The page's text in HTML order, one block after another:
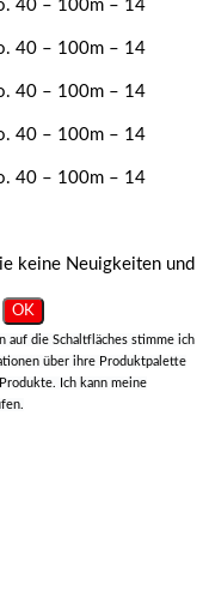
keine Neuigkeiten und
auf die Schaltfläches stimme ich
über ihre Produktpalette
Ich kann meine